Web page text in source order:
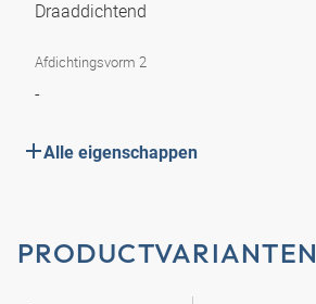
Draaddichtend
Afdichtingsvorm 2
-
Alle eigenschappen
PRODUCTVARIANTEN